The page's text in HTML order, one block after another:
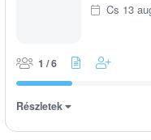
Cs 13
1 / 6
Részletek